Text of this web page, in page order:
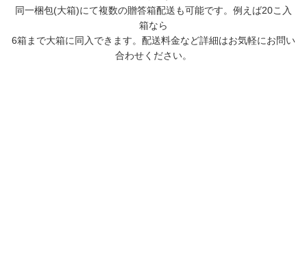
同一梱包(大箱)にて複数の贈答箱配送も可能です。例えば20こ入
箱なら
6箱まで大箱に同入できます。配送料金など詳細はお気軽にお問い
合わせください。